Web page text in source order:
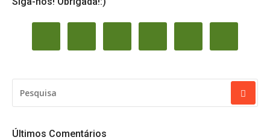
POR:
Últimos Comentários